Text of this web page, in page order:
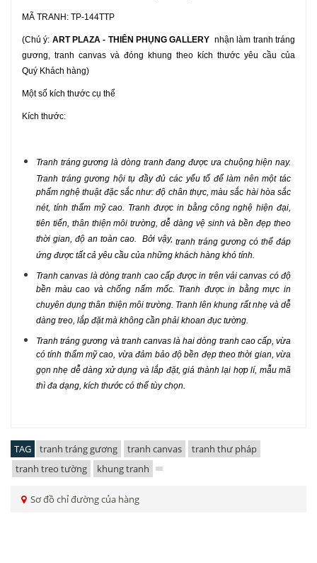
MÃ TRANH: TP-144TTP
(Chú ý: ART PLAZA - THIÊN PHỤNG GALLERY nhận làm tranh tráng
gương, tranh canvas và đóng khung theo kích thước yêu cầu của
Quý Khách hàng)
Một số kích thước cụ thể
Kích thước:
Tranh tráng gương là dòng tranh đang được ưa chuộng hiện nay.
Tranh tráng gương hội tụ đầy đủ các yếu tố để làm nên một tác
phẩm nghệ thuật đặc sắc như: độ chân thực, màu sắc hài hòa sắc
nét, tính thẩm mỹ cao. Tranh được in bằng công nghệ hiện đại,
tiên tiến, thân thiện môi trường, dễ dàng vệ sinh và bền đẹp theo
thời gian, độ an toàn cao. Bởi vậy, tranh tráng gương có thể đáp
ứng được tất cả yêu cầu của những khách hàng khó tính.
Tranh canvas là dòng tranh cao cấp được in trên vải canvas có độ
bền màu cao và chống nấm mốc. Tranh được in bằng mực in
chuyên dụng thân thiện môi trường. Tranh lên khung rất nhẹ và dễ
dàng treo, lắp đặt mà không cần phải khoan đục tường.
Tranh tráng gương và tranh canvaslà hai dòng tranh cao cấp, vừa
có tính thẩm mỹ cao, vừa đảm bảo độ bền đẹp theo thời gian, vừa
gọn nhẹ dễ dàng xử dụng và lắp đặt, giá thành lại hợp lí, mẫu mã
thì đa dạng, kích thước có thể tùy chọn.
TAG tranh tráng gương tranh canvas
tranh thư pháp
tranh treo tường
khung tranh
Sơ đồ chỉ đường của hàng